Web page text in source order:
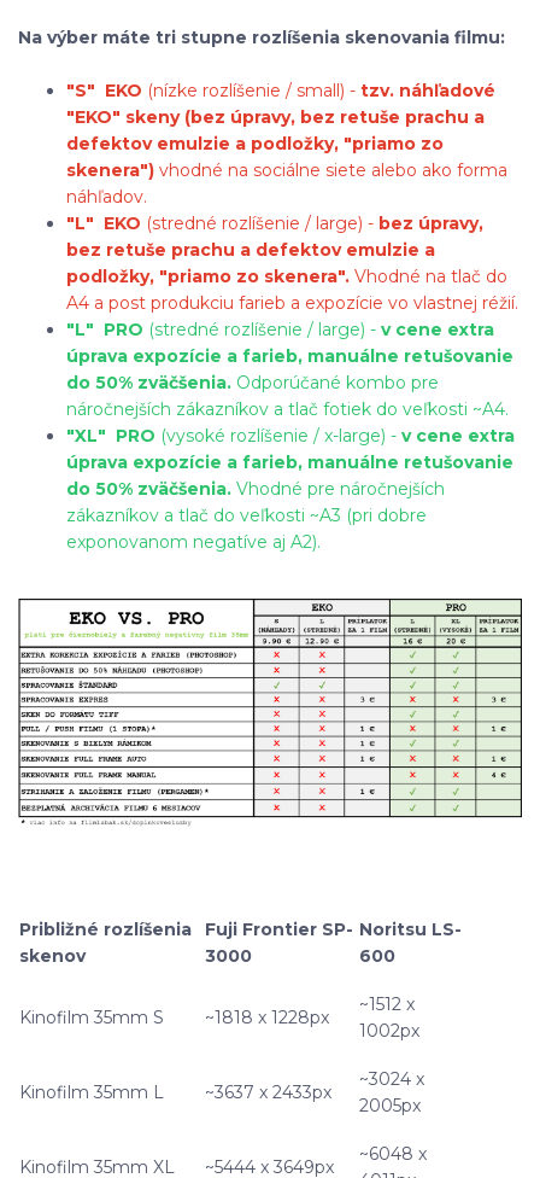
Na výber máte tri stupne rozlíšenia skenovania filmu:
"S" EKO (nízke rozlíšenie / small) - tzv. náhľadové
"EKO" skeny (bez úpravy, bez retuše prachu a
defektov emulzie a podložky, "priamo zo
skenera") vhodné na sociálne siete alebo ako forma
náhľadov.
"L" EKO (stredné rozlíšenie / large) - bez úpravy,
bez retuše prachu a defektov emulzie a
podložky, "priamo zo skenera". Vhodné na tlač do
A4 a post produkciu farieb a expozície vo vlastnej réžií.
"L" PRO (stredné rozlíšenie / large) - v cene extra
úprava expozície a farieb, manuálne retušovanie
do 50% zväčšenia. Odporúčané kombo pre
náročnejších zákazníkov a tlač fotiek do veľkosti ~A4.
"XL" PRO (vysoké rozlíšenie / x-large) - v cene extra
úprava expozície a farieb, manuálne retušovanie
do 50% zväčšenia. Vhodné pre náročnejších
zákazníkov a tlač do veľkosti ~A3 (pri dobre
exponovanom negatíve aj A2).
Približné rozlíšenia
skenov
Fuji Frontier SP-
3000
Noritsu LS-
600
Kinofilm 35mm S ~1818 x 1228px
~1512 x
1002px
Kinofilm 35mm L ~3637 x 2433px
~3024 x
2005px
Kinofilm 35mm XL ~5444 x 3649px
~6048 x